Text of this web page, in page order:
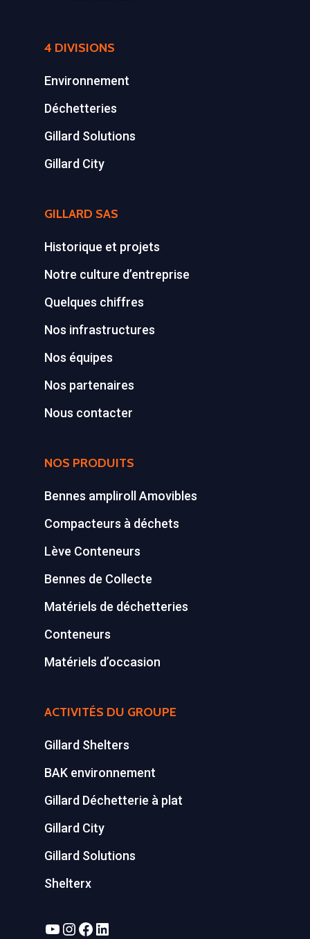
4 DIVISIONS
Environnement
Déchetteries
Gillard Solutions
Gillard City
GILLARD SAS
Historique et projets
Notre culture d’entreprise
Quelques chiffres
Nos infrastructures
Nos équipes
Nos partenaires
Nous contacter
NOS PRODUITS
Bennes ampliroll Amovibles
Compacteurs à déchets
Lève Conteneurs
Bennes de Collecte
Matériels de déchetteries
Conteneurs
Matériels d’occasion
ACTIVITÉS DU GROUPE
Gillard Shelters
BAK environnement
Gillard Déchetterie à plat
Gillard City
Gillard Solutions
Shelterx
YouTube
Instagram
Facebook